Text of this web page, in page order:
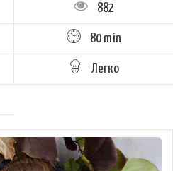
882
80 min
Легко